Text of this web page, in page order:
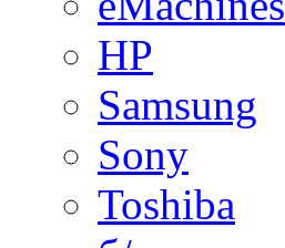
HP
Samsung
Sony
Toshiba